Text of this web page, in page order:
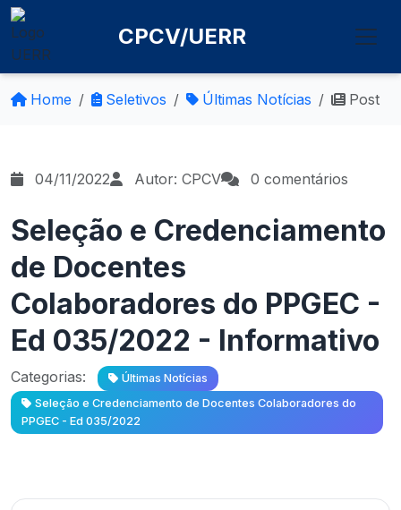
CPCV/UERR
Home Seletivos Últimas Notícias Post
04/11/2022 Autor: CPCV 0 comentários
Seleção e Credenciamento
de Docentes
Colaboradores do PPGEC -
Ed 035/2022 - Informativo
Categorias:
Últimas Notícias
Seleção e Credenciamento de Docentes Colaboradores do
PPGEC - Ed 035/2022